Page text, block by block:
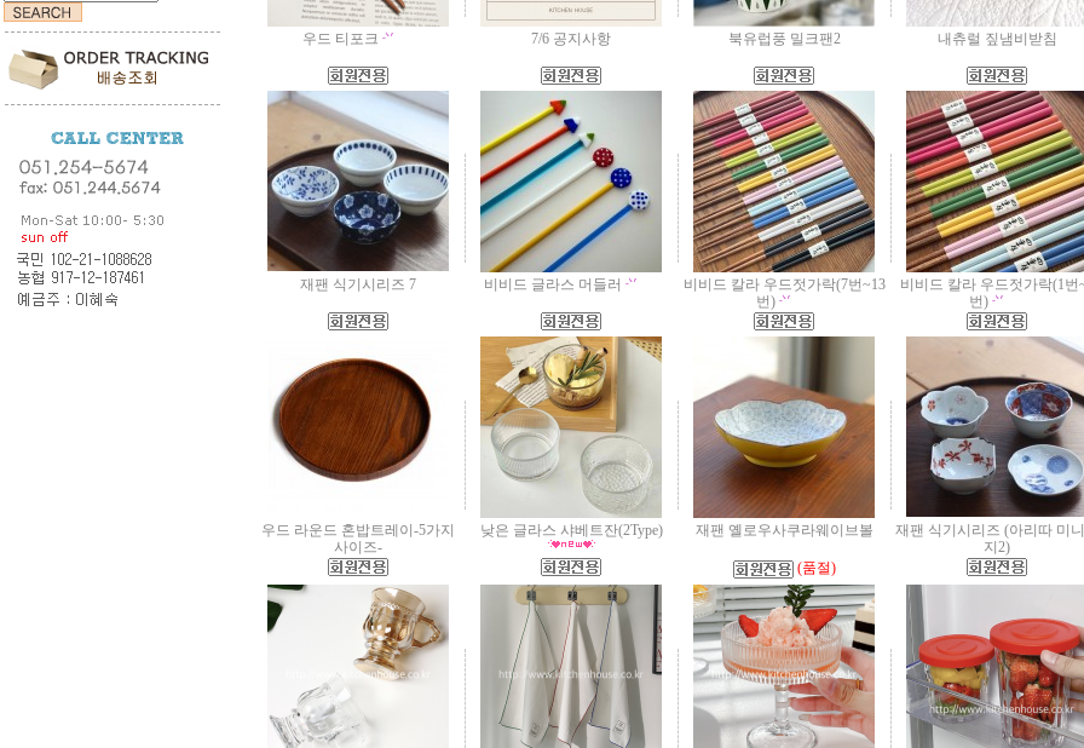
우드 티포크 7/6 공지사항 북유럽풍 밀크팬2 내츄럴 짚냄비받침
재팬 식기시리즈 7 비비드 글라스 머들러
비비드 칼라 우드젓가락(7번~13
번)
비비드 칼라 우드젓가락(1번
번)
우드 라운드 혼밥트레이-5가지
사이즈-
낮은 글라스 샤베트잔(2Type) 재팬 옐로우사쿠라웨이브볼
(품절)
재팬 식기시리즈 (아리따 미
지2)